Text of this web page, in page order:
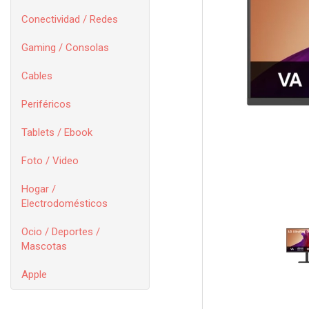
Conectividad / Redes
Gaming / Consolas
Cables
Periféricos
Tablets / Ebook
Foto / Video
Hogar /
Electrodomésticos
Ocio / Deportes /
Mascotas
Apple